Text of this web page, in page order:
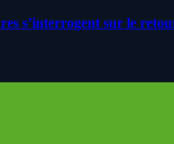
s’interrogent sur le